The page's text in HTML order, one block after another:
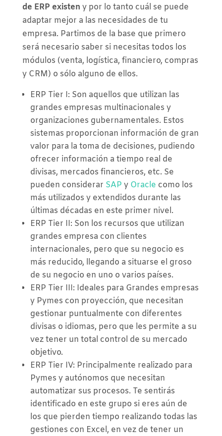
de ERP existen y por lo tanto cuál se puede
adaptar mejor a las necesidades de tu
empresa. Partimos de la base que primero
será necesario saber si necesitas todos los
módulos (venta, logística, financiero, compras
y CRM) o sólo alguno de ellos.
ERP Tier I: Son aquellos que utilizan las
grandes empresas multinacionales y
organizaciones gubernamentales. Estos
sistemas proporcionan información de gran
valor para la toma de decisiones, pudiendo
ofrecer información a tiempo real de
divisas, mercados financieros, etc. Se
pueden considerar SAP y Oracle como los
más utilizados y extendidos durante las
últimas décadas en este primer nivel.
ERP Tier II: Son los recursos que utilizan
grandes empresa con clientes
internacionales, pero que su negocio es
más reducido, llegando a situarse el groso
de su negocio en uno o varios países.
ERP Tier III: Ideales para Grandes empresas
y Pymes con proyección, que necesitan
gestionar puntualmente con diferentes
divisas o idiomas, pero que les permite a su
vez tener un total control de su mercado
objetivo.
ERP Tier IV: Principalmente realizado para
Pymes y autónomos que necesitan
automatizar sus procesos. Te sentirás
identificado en este grupo si eres aún de
los que pierden tiempo realizando todas las
gestiones con Excel, en vez de tener un